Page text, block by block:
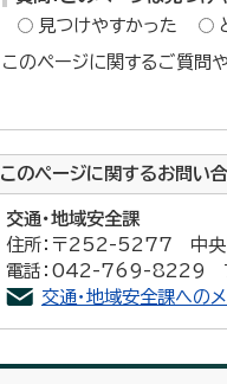
見つけやすかった
このページに関するご質問
このページに関するお問い
交通・地域安全課
住所：〒252-5277 中
電話：042-769-8229
交通・地域安全課への